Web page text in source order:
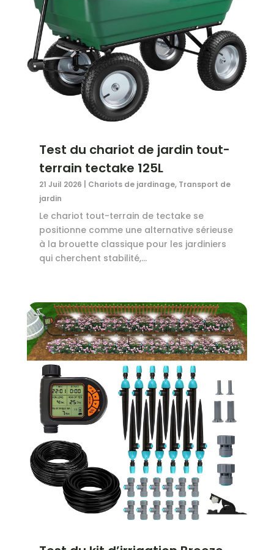
Test du chariot de jardin tout-
terrain tectake 125L
21 Juil 2026 Chariots de jardinage, Transport de
jardin
Le chariot tout-terrain de tectake se
positionne comme une alternative sérieuse
à la brouette classique pour les jardiniers
qui cherchent stabilité,...